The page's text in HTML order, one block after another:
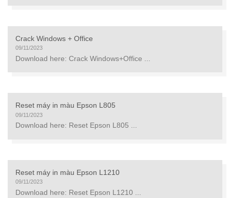
Crack Windows + Office
09/11/2023
Download here: Crack Windows+Office ...
Reset máy in màu Epson L805
09/11/2023
Download here: Reset Epson L805 ...
Reset máy in màu Epson L1210
09/11/2023
Download here: Reset Epson L1210 ...